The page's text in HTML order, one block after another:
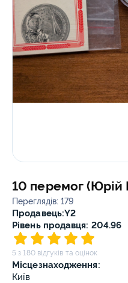
10 перемог (Юрій
Переглядів: 179
Продавець:Y2
Рівень продавця: 204.96
5 з 180 відгуків та оцінок
Місцезнаходження:
Київ